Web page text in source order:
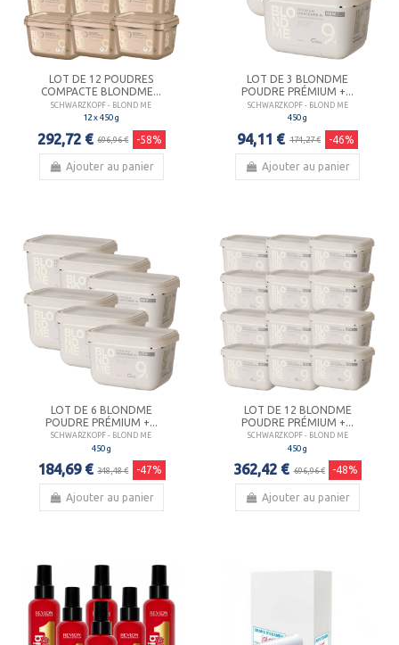
LOT DE 12 POUDRES
COMPACTE BLONDME...
SCHWARZKOPF - BLOND ME
12 x 450 g
292,72 € 696,96 € -58%
Ajouter au panier
LOT DE 3 BLONDME
POUDRE PRÉMIUM +...
SCHWARZKOPF - BLOND ME
450 g
94,11 € 174,27 € -46%
Ajouter au panier
LOT DE 6 BLONDME
POUDRE PRÉMIUM +...
SCHWARZKOPF - BLOND ME
450 g
184,69 € 348,48 € -47%
Ajouter au panier
LOT DE 12 BLONDME
POUDRE PRÉMIUM +...
SCHWARZKOPF - BLOND ME
450 g
362,42 € 696,96 € -48%
Ajouter au panier